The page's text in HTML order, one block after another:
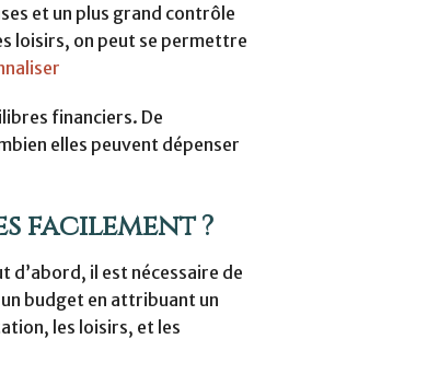
et un plus grand contrôle
loisirs, on peut se permettre
financiers. De
elles peuvent dépenser
facilement ?
d’abord, il est nécessaire de
budget en attribuant un
les loisirs, et les